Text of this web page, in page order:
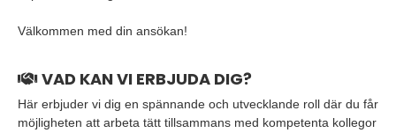
Välkommen med din ansökan!
VAD KAN VI ERBJUDA DIG?
Här erbjuder vi dig en spännande och utvecklande roll där du får
möjligheten att arbeta tätt tillsammans med kompetenta kollegor